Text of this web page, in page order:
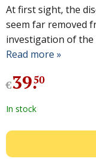
At first sight, the
seem far removed
investigation of
Read more »
€39.
50
In stock